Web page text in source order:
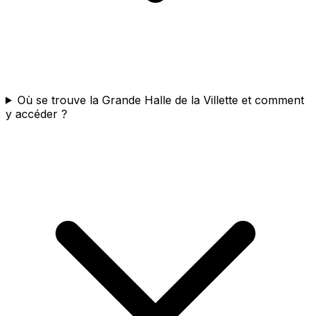
Où se trouve la Grande Halle de la Villette et comment
y accéder ?